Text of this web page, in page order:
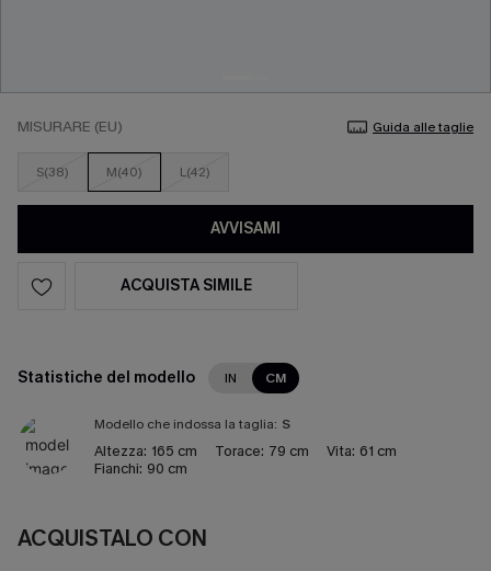
MISURARE (EU) Guida alle taglie
S(38) M(40) L(42)
AVVISAMI
ACQUISTA SIMILE
Statistiche del modello IN CM
Modello che indossa la taglia: S
Altezza: 165 cm Torace: 79 cm Vita: 61 cm
Fianchi: 90 cm
ACQUISTALO CON